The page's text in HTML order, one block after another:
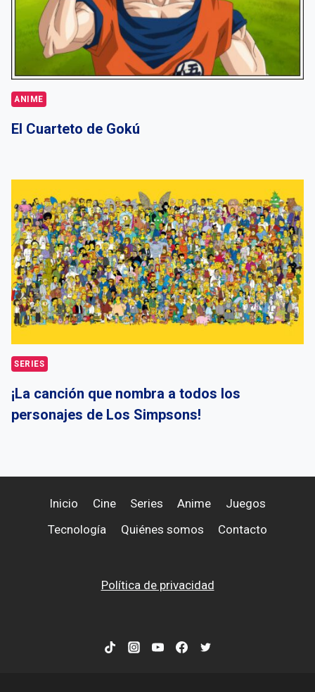
ANIME
El Cuarteto de Gokú
SERIES
¡La canción que nombra a todos los
personajes de Los Simpsons!
Inicio Cine Series Anime
Juegos
Tecnología
Quiénes somos Contacto
Política de privacidad